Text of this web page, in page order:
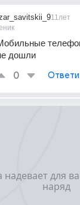
11лет
дошли
0